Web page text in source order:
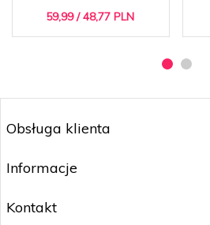
59,99 / 48,77 PLN
Obsługa klienta
Informacje
Kontakt